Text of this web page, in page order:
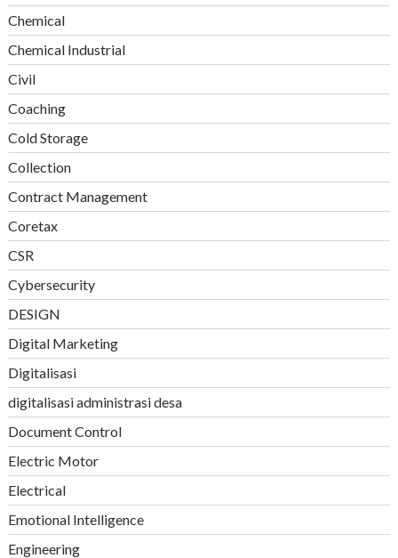
Chemical
Chemical Industrial
Civil
Coaching
Cold Storage
Collection
Contract Management
Coretax
CSR
Cybersecurity
DESIGN
Digital Marketing
Digitalisasi
digitalisasi administrasi desa
Document Control
Electric Motor
Electrical
Emotional Intelligence
Engineering